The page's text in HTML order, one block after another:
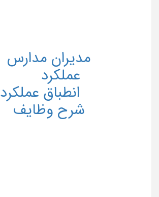
انطباق عملکرد
شرح وظایف
عملکرد
مدیران مدارس